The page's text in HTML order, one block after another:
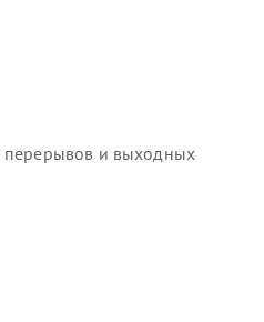
и выходных